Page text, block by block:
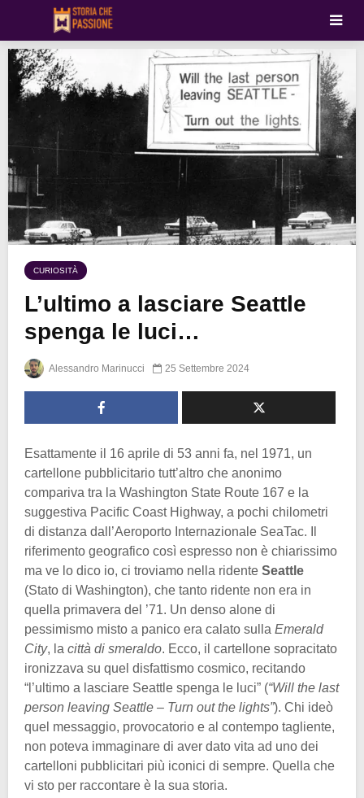
CURIOSITÀ
L’ultimo a lasciare Seattle
spenga le luci…
Alessandro Marinucci 25 Settembre 2024
Esattamente il 16 aprile di 53 anni fa, nel 1971, un
cartellone pubblicitario tutt’altro che anonimo
compariva tra la Washington State Route 167 e la
suggestiva Pacific Coast Highway, a pochi chilometri
di distanza dall’Aeroporto Internazionale SeaTac. Il
riferimento geografico così espresso non è chiarissimo
ma ve lo dico io, ci troviamo nella ridente Seattle
(Stato di Washington), che tanto ridente non era in
quella primavera del ’71. Un denso alone di
pessimismo misto a panico era calato sulla Emerald
City, la città di smeraldo. Ecco, il cartellone sopracitato
ironizzava su quel disfattismo cosmico, recitando
“l’ultimo a lasciare Seattle spenga le luci” (“Will the last
person leaving Seattle – Turn out the lights”). Chi ideò
quel messaggio, provocatorio e al contempo tagliente,
non poteva immaginare di aver dato vita ad uno dei
cartelloni pubblicitari più iconici di sempre. Quella che
vi sto per raccontare è la sua storia.